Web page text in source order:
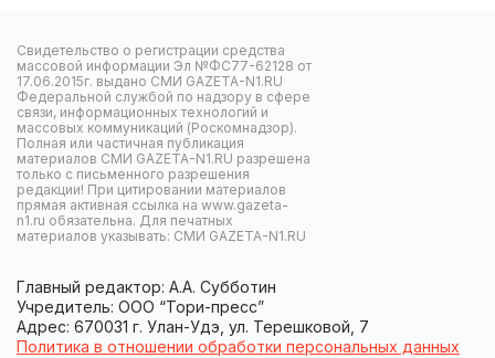
Свидетельство о регистрации средства
массовой информации Эл №ФС77-62128 от
17.06.2015г. выдано СМИ GAZETA-N1.RU
Федеральной службой по надзору в сфере
связи, информационных технологий и
массовых коммуникаций (Роскомнадзор).
Полная или частичная публикация
материалов СМИ GAZETA-N1.RU разрешена
только с письменного разрешения
редакции! При цитировании материалов
прямая активная ссылка на www.gazeta-
n1.ru обязательна. Для печатных
материалов указывать: СМИ GAZETA-N1.RU
Главный редактор: А.А. Субботин
Учредитель: ООО “Тори-пресс”
Адрес: 670031 г. Улан-Удэ, ул. Терешковой, 7
Политика в отношении обработки персональных данных